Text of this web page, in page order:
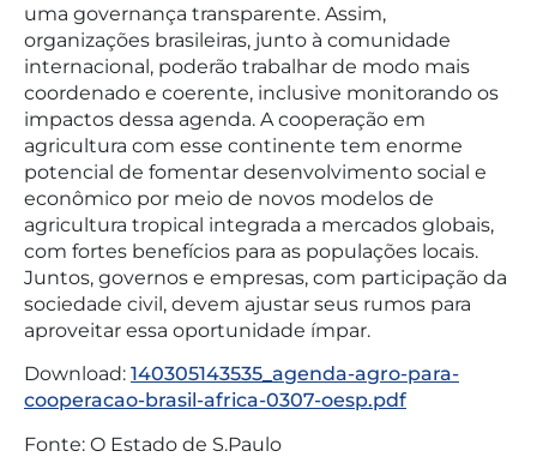
uma governança transparente. Assim,
organizações brasileiras, junto à comunidade
internacional, poderão trabalhar de modo mais
coordenado e coerente, inclusive monitorando os
impactos dessa agenda. A cooperação em
agricultura com esse continente tem enorme
potencial de fomentar desenvolvimento social e
econômico por meio de novos modelos de
agricultura tropical integrada a mercados globais,
com fortes benefícios para as populações locais.
Juntos, governos e empresas, com participação da
sociedade civil, devem ajustar seus rumos para
aproveitar essa oportunidade ímpar.
Download: 140305143535_agenda-agro-para-
cooperacao-brasil-africa-0307-oesp.pdf
Fonte: O Estado de S.Paulo